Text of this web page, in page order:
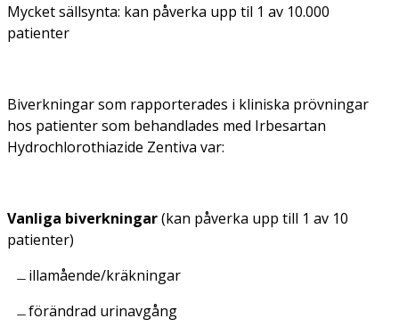
Mycket sällsynta: kan påverka upp til 1 av 10.000
patienter
Biverkningar som rapporterades i kliniska prövningar
hos patienter som behandlades med Irbesartan
Hydrochlorothiazide Zentiva var:
Vanliga biverkningar(kan påverka upp till 1 av 10
patienter)
illamående/kräkningar
förändrad urinavgång